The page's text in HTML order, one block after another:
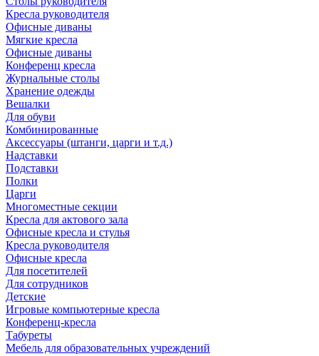
Кресла руководителя
Офисные диваны
Мягкие кресла
Офисные диваны
Конференц кресла
Журнальные столы
Хранение одежды
Вешалки
Для обуви
Комбинированные
Аксессуары (штанги, царги и т.д.)
Надставки
Подставки
Полки
Царги
Многоместные секции
Кресла для актового зала
Офисные кресла и стулья
Кресла руководителя
Офисные кресла
Для посетителей
Для сотрудников
Детские
Игровые компьютерные кресла
Конференц-кресла
Табуреты
Мебель для образовательных учреждений